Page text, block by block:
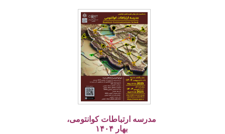
مدرسه ارتباطات کوانتومی،
بهار ۱۴۰۴